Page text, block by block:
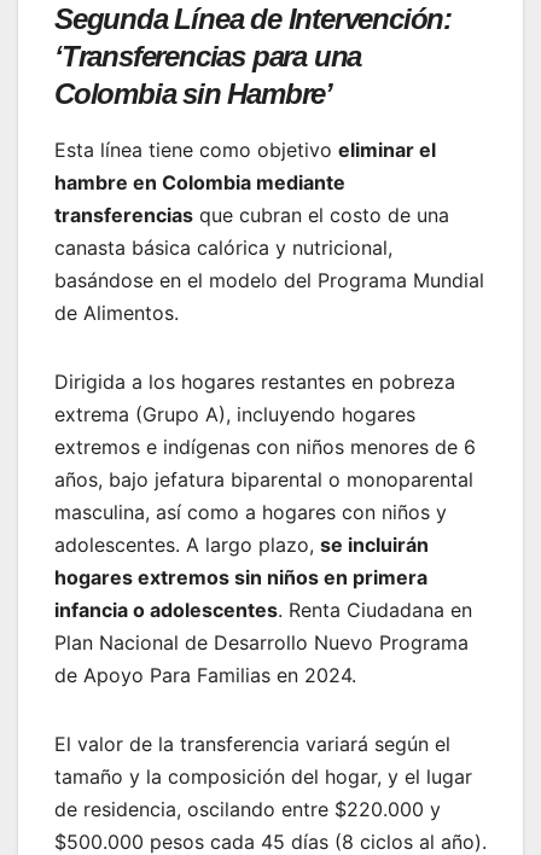
Segunda Línea de Intervención:
‘Transferencias para una
Colombia sin Hambre’
Esta línea tiene como objetivo eliminar el
hambre en Colombia mediante
transferencias que cubran el costo de una
canasta básica calórica y nutricional,
basándose en el modelo del Programa Mundial
de Alimentos.
Dirigida a los hogares restantes en pobreza
extrema (Grupo A), incluyendo hogares
extremos e indígenas con niños menores de 6
años, bajo jefatura biparental o monoparental
masculina, así como a hogares con niños y
adolescentes. A largo plazo, se incluirán
hogares extremos sin niños en primera
infancia o adolescentes. Renta Ciudadana en
Plan Nacional de Desarrollo Nuevo Programa
de Apoyo Para Familias en 2024.
El valor de la transferencia variará según el
tamaño y la composición del hogar, y el lugar
de residencia, oscilando entre $220.000 y
$500.000 pesos cada 45 días (8 ciclos al año).